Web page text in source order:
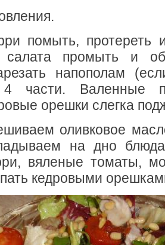
помыть, протереть
промыть и
напополам
части. Валенные
орешки слегка
оливковое
на дно
вяленые томаты,
кедровыми